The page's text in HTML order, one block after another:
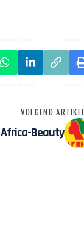
VOLGEND ARTIKEL
Africa-Beauty